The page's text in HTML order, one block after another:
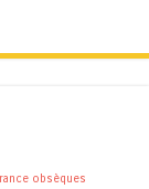
obsèques